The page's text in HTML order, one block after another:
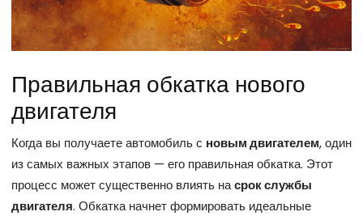
Правильная обкатка нового
двигателя
Когда вы получаете автомобиль с новым двигателем, один
из самых важных этапов — его правильная обкатка. Этот
процесс может существенно влиять насрок службы
двигателя. Обкатка начнет формировать идеальные